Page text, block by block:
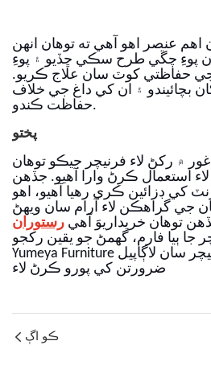
عنصر اهو آهي ته توهان انهن
پوءِ چڱي طرح سڪي ڇڏيو ۽ پوءِ
جي حفاظتي کوٽ سان علاج ڪريو.
بچائيندو ۽ ان کي داغ جي خلاف
حفاظت ڪندو.
پختو
۾ رکڻ لاء فرنيچر جيڪو توهان
استعمال ڪرڻ وارا آهيو. جڏهن
کي ڊزائين ڪري رهيا آهيو، اهو
جي گراهڪن لاء آرام سان ويهڻ
توهان خريداريوَ آهي رستوران
جا ٻيا فارم، گهمڻ جو يقين رکجو
Yumeya Furniture توهان جي سڀني فرنيچر سان لاڳاپيل
ڪو اڳ